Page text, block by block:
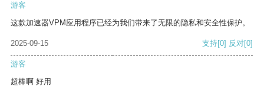
游客
这款加速器VPM应用程序已经为我们带来了无限的隐私和安全性保护。
2025-09-15 支持[0] 反对[0]
游客
超棒啊 好用